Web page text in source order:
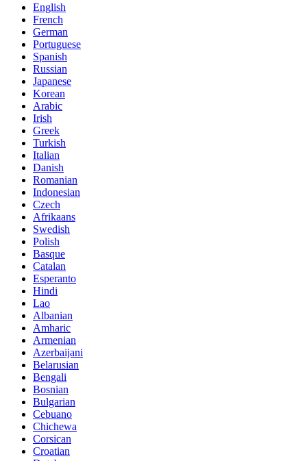
English
French
German
Portuguese
Spanish
Russian
Japanese
Korean
Arabic
Irish
Greek
Turkish
Italian
Danish
Romanian
Indonesian
Czech
Afrikaans
Swedish
Polish
Basque
Catalan
Esperanto
Hindi
Lao
Albanian
Amharic
Armenian
Azerbaijani
Belarusian
Bengali
Bosnian
Bulgarian
Cebuano
Chichewa
Corsican
Croatian